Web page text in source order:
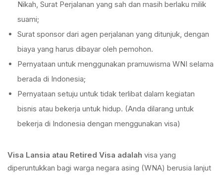
Nikah, Surat Perjalanan yang sah dan masih berlaku milik
suami;
Surat sponsor dari agen perjalanan yang ditunjuk, dengan
biaya yang harus dibayar oleh pemohon.
Pernyataan untuk menggunakan pramuwisma WNI selama
berada di Indonesia;
Pernyataan setuju untuk tidak terlibat dalam kegiatan
bisnis atau bekerja untuk hidup. (Anda dilarang untuk
bekerja di Indonesia dengan menggunakan visa)
Visa Lansia atau Retired Visa adalah visa yang
diperuntukkan bagi warga negara asing (WNA) berusia lanjut